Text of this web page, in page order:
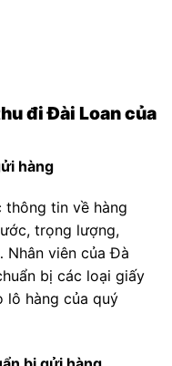
đi Đài Loan của
hàng
thông tin về hàng
trọng lượng,
Nhân viên của Đà
bị các loại giấy
lô hàng của quý